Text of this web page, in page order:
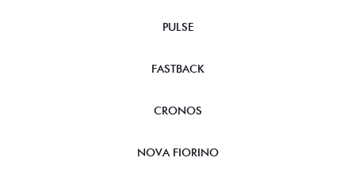
PULSE
FASTBACK
CRONOS
NOVA FIORINO